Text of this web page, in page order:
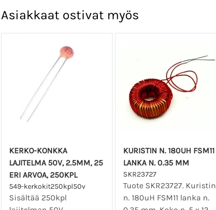
Asiakkaat ostivat myös
KERKO-KONKKA
LAJITELMA 50V, 2.5MM, 25
ERI ARVOA, 250KPL
549-kerkokit250kpl50v
Sisältää 250kpl
KURISTIN N. 180UH FSM11
LANKA N. 0.35 MM
SKR23727
Tuote SKR23727. Kuristin
n. 180uH FSM11 lanka n.